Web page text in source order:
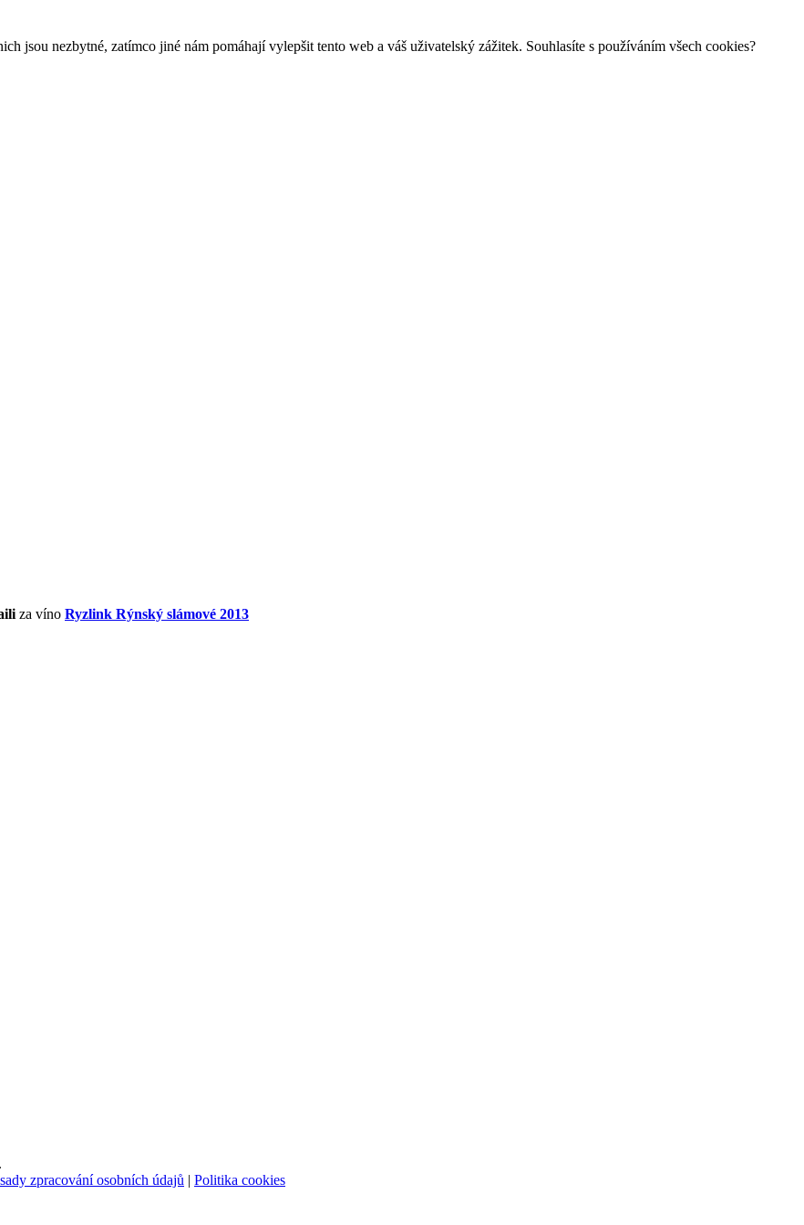
jsou nezbytné, zatímco jiné nám pomáhají vylepšit tento web a váš uživatelský zážitek. Souhlasíte s používáním všech cookies?
za víno Ryzlink Rýnský slámové 2013
zpracování osobních údajů | Politika cookies